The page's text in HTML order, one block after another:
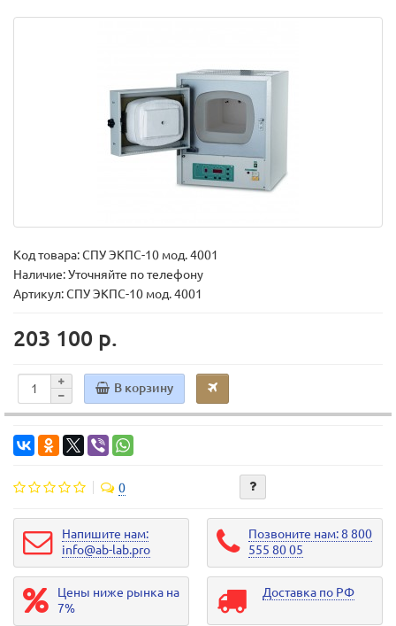
Код товара:СПУ ЭКПС-10 мод. 4001
Наличие: Уточняйте по телефону
Артикул: СПУ ЭКПС-10 мод. 4001
203 100 р.
В корзину
0
Напишите нам:
info@ab-lab.pro
Позвоните нам: 8 800
555 80 05
Цены ниже рынка на
7%
Доставка по РФ